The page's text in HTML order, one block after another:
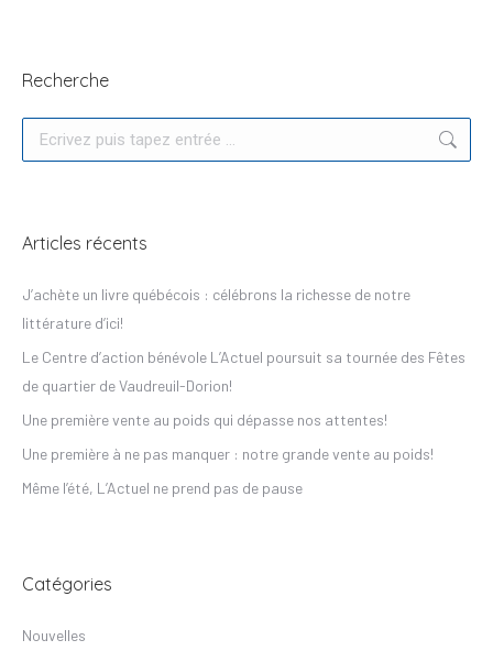
Recherche
Recherche
Articles récents
J’achète un livre québécois : célébrons la richesse de notre
littérature d’ici!
Le Centre d’action bénévole L’Actuel poursuit sa tournée des Fêtes
de quartier de Vaudreuil-Dorion!
Une première vente au poids qui dépasse nos attentes!
Une première à ne pas manquer : notre grande vente au poids!
Même l’été, L’Actuel ne prend pas de pause
Catégories
Nouvelles